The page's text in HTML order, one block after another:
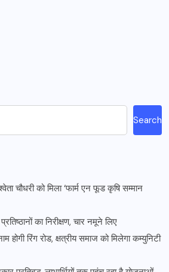
Search
चौधरी को मिला ‘फार्म एन फूड कृषि सम्मान
का निरीक्षण, चार नमूने लिए
होगी रिंग रोड, क्षत्रीय समाज को मिलेगा कम्युनिटी